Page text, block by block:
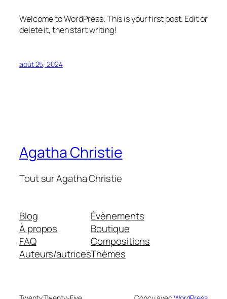
Welcome to WordPress. This is your first post. Edit or
delete it, then start writing!
août 25, 2024
Agatha Christie
Tout sur Agatha Christie
Blog
À propos
FAQ
Auteurs/autrices
Évènements
Boutique
Compositions
Thèmes